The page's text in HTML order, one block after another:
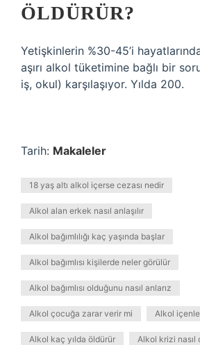
ÖLDÜRÜR?
Yetişkinlerin %30-45’i
aşırı alkol tüketimine bağlı bir
iş, okul) karşılaşıyor. Yılda 200.
Tarih: Makaleler
18 yaş altı alkol içerse cezası nedir
Alkol alan erkek nasıl anlaşılır
Alkol bağımlılığı kaç yaşında başlar
Alkol bağımlısı kişilerde neler görülür
Alkol bağımlısı olduğunu nasıl anlarız
Alkol çocuğa zarar verir mi Alkol
Alkol kaç yılda öldürür Alkol krizi nasıl